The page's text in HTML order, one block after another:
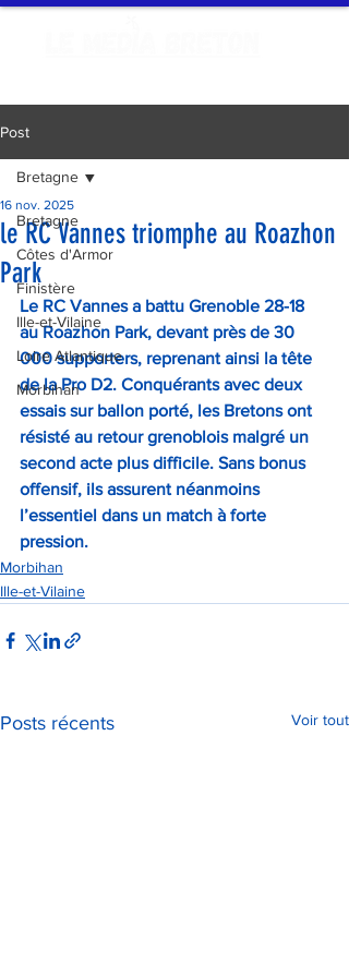
Post
Bretagne
Côtes d'Armor
Finistère
Ille-et-Vilaine
Loire Atlantique
Morbihan
Bretagne
le RC Vannes triomphe au Roazhon
Park
16 nov. 2025
Le RC Vannes a battu Grenoble 28-18
au Roazhon Park, devant près de 30
000 supporters, reprenant ainsi la tête
de la Pro D2. Conquérants avec deux
essais sur ballon porté, les Bretons ont
résisté au retour grenoblois malgré un
second acte plus difficile. Sans bonus
offensif, ils assurent néanmoins
l’essentiel dans un match à forte
pression.
Morbihan
Ille-et-Vilaine
Posts récents Voir tout